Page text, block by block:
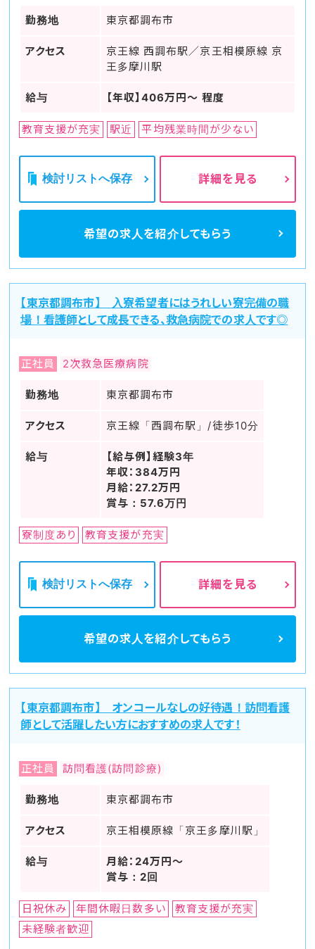
勤務地 東京都調布市
アクセス
京王線 西調布駅／京王相模原線 京
王多摩川駅
給与 【年収】406万円～ 程度
教育支援が充実 駅近 平均残業時間が少ない
検討リストへ保存 詳細を見る
希望の求人を紹介してもらう
【東京都調布市】 入寮希望者にはうれしい寮完備の職
場！看護師として成長できる、救急病院での求人です◎
正社員 2次救急医療病院
勤務地 東京都調布市
アクセス 京王線「西調布駅」/徒歩10分
給与
【給与例】経験3年
年収：384万円
月給：27.2万円
賞与：57.6万円
寮制度あり 教育支援が充実
検討リストへ保存 詳細を見る
希望の求人を紹介してもらう
【東京都調布市】 オンコールなしの好待遇！訪問看護
師として活躍したい方におすすめの求人です！
正社員 訪問看護(訪問診療)
勤務地 東京都調布市
アクセス 京王相模原線「京王多摩川駅」
給与
月給：24万円～
賞与：2回
日祝休み 年間休暇日数多い
教育支援が充実
未経験者歓迎